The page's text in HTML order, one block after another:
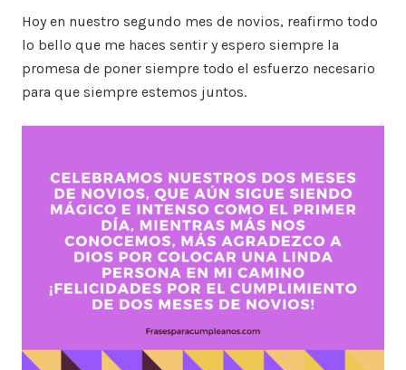
Hoy en nuestro segundo mes de novios, reafirmo todo
lo bello que me haces sentir y espero siempre la
promesa de poner siempre todo el esfuerzo necesario
para que siempre estemos juntos.